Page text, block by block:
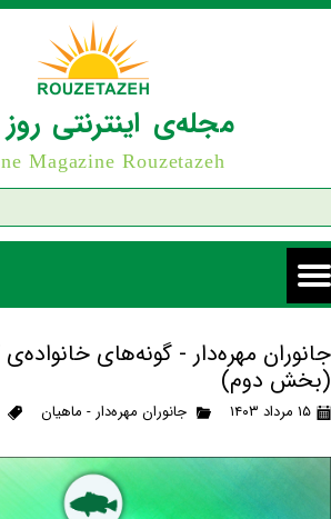
مجله‌ی اینترنتی روز
Magazine Rouzetazeh
جانوران مهره‌دار - گونه‌های
(بخش دوم)
۱۵ مرداد ۱۴۰۳ جانوران مهره‌دار - ماهیان